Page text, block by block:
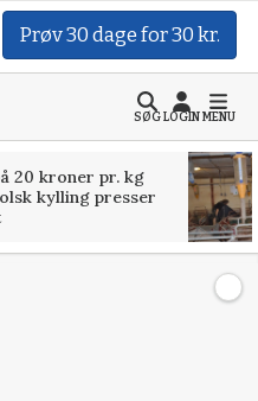
Prøv 30 dage for 30 kr.
SØGLOGINMENU
20 kroner pr. kg
kylling presser